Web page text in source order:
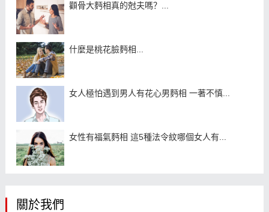
顴骨大麪相真的尅夫嗎？...
什麼是桃花臉麪相...
女人極怕遇到男人有花心男麪相 一著不慎...
女性有福氣麪相 這5種法令紋哪個女人有...
關於我們